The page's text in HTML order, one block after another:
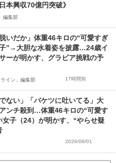
本興収70億円突破》
編集部
脱いだか」体重46キロの“可愛すぎ
”→大胆な水着姿を披露…24歳イ
ーが明かす、グラビア挑戦の予
ライン」編集部 17時間前
でない」「バケツに吐いてる」大
ンチ殺到…体重46キロの“可愛す
女子（24）が明かす、“やらせ疑
2026/08/01